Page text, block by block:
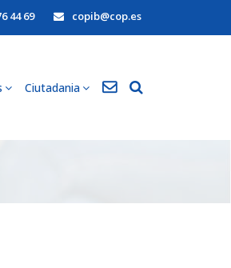
44 69 copib@cop.es
Ciutadania